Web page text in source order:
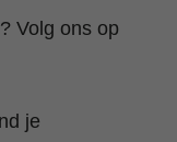
Volg ons op
je